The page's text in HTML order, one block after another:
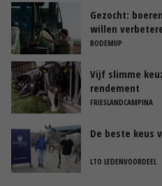
Gezocht:
willen
BODEMUP
Vijf slimme
rendement
FRIESLANDCAMPINA
De beste keus
LTO LEDENVOORDEEL